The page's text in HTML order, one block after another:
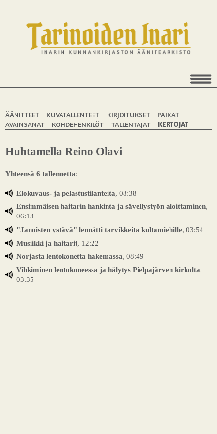
ÄÄNITTEET KUVATALLENTEET KIRJOITUKSET
PAIKAT
AVAINSANAT
KOHDEHENKILÖT TALLENTAJAT KERTOJAT
Huhtamella Reino Olavi
Yhteensä 6 tallennetta:
Elokuvaus- ja pelastustilanteita, 08:38
Ensimmäisen haitarin hankinta ja sävellystyön aloittaminen,
06:13
"Janoisten ystävä" lennätti tarvikkeita kultamiehille, 03:54
Musiikki ja haitarit, 12:22
Norjasta lentokonetta hakemassa, 08:49
Vihkiminen lentokoneessa ja hälytys Pielpajärven kirkolta,
03:35